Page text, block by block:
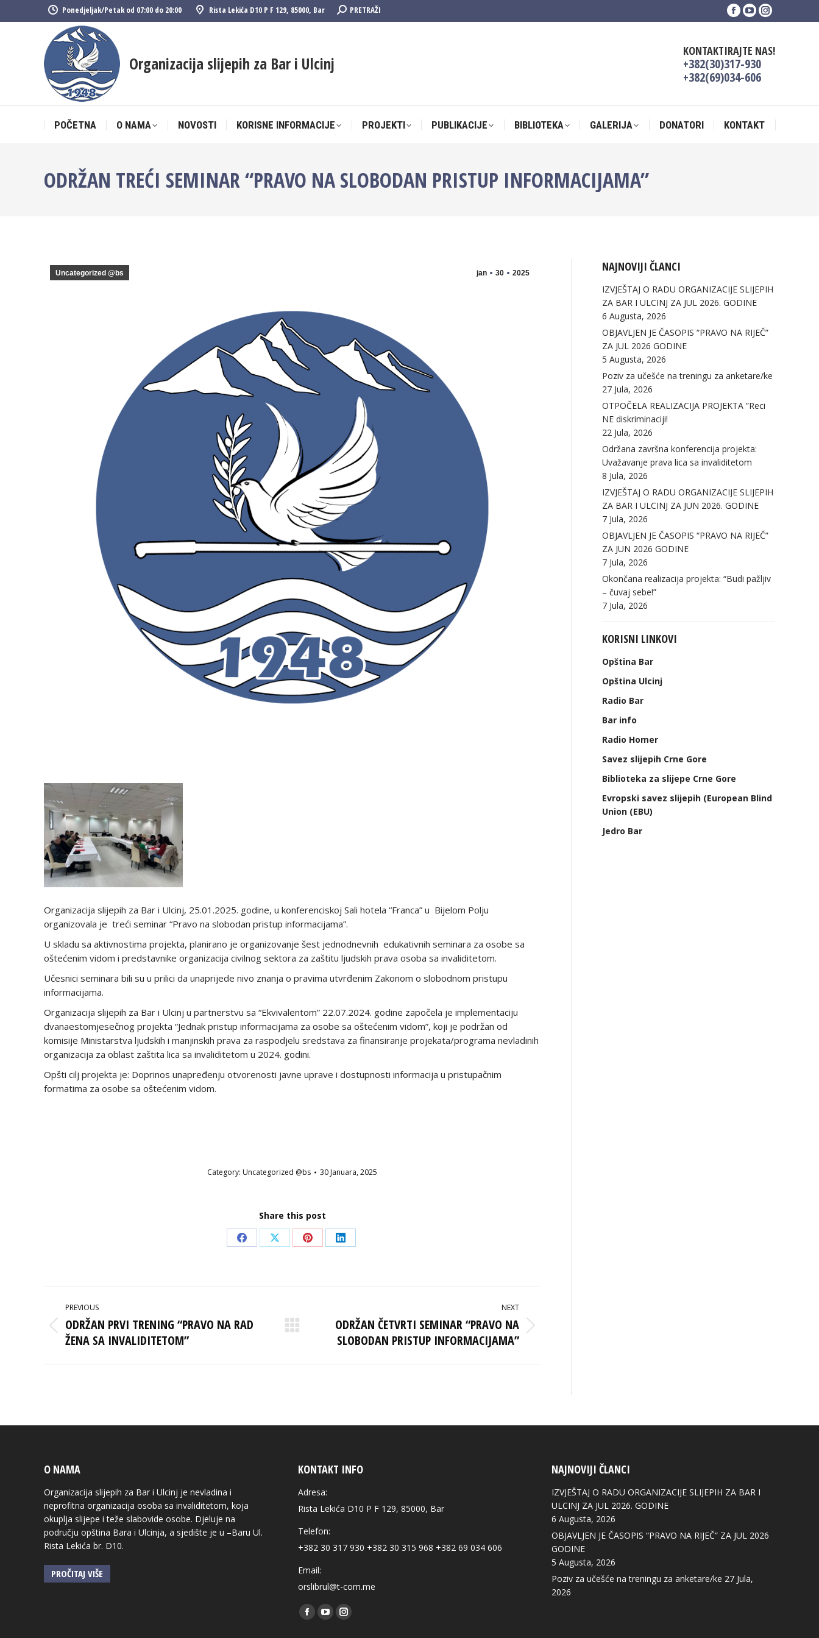
Ponedjeljak/Petak od 07:00 do 20:00 Rista Lekića D10 P F 129, 85000, Bar Search:PRETRAŽI
Facebook
in
new
window
YouTube
in
new
window
Instagram
in
Organizacija slijepih za Bar i Ulcinj
KONTAKTIRAJTE NAS!
+382(30)317-930
+382(69)034-606
POČETNA O NAMA NOVOSTI KORISNE INFORMACIJE PROJEKTI PUBLIKACIJE BIBLIOTEKA GALERIJA DONATORI KONTAKT
ODRŽAN TREĆI SEMINAR “PRAVO NA SLOBODAN PRISTUP INFORMACIJAMA”
jan 30 2025
Uncategorized @bs
Organizacija slijepih za Bar i Ulcinj, 25.01.2025. godine, u konferenciskoj Sali hotela “Franca” u Bijelom Polju
organizovala je treći seminar “Pravo na slobodan pristup informacijama”.
U skladu sa aktivnostima projekta, planirano je organizovanje šest jednodnevnih edukativnih seminara za osobe sa
oštećenim vidom i predstavnike organizacija civilnog sektora za zaštitu ljudskih prava osoba sa invaliditetom.
Učesnici seminara bili su u prilici da unaprijede nivo znanja o pravima utvrđenim Zakonom o slobodnom pristupu
informacijama.
Organizacija slijepih za Bar i Ulcinj u partnerstvu sa “Ekvivalentom” 22.07.2024. godine započela je implementaciju
dvanaestomjesečnog projekta “Jednak pristup informacijama za osobe sa oštećenim vidom”, koji je podržan od
komisije Ministarstva ljudskih i manjinskih prava za raspodjelu sredstava za finansiranje projekata/programa nevladinih
organizacija za oblast zaštita lica sa invaliditetom u 2024. godini.
Opšti cilj projekta je: Doprinos unapređenju otvorenosti javne uprave i dostupnosti informacija u pristupačnim
formatima za osobe sa oštećenim vidom.
Category: Uncategorized @bs 30 Januara, 2025
Share this post
Share
Facebook
Share
X
Share
Pinterest
Share
LinkedIn
POST
NAVIGATION
PREVIOUS
Previous
post:
ODRŽAN PRVI TRENING “PRAVO NA RAD
ŽENA SA INVALIDITETOM”
NEXT
Next
post:
ODRŽAN ČETVRTI SEMINAR “PRAVO NA
SLOBODAN PRISTUP INFORMACIJAMA”
NAJNOVIJI ČLANCI
IZVJEŠTAJ O RADU ORGANIZACIJE SLIJEPIH
ZA BAR I ULCINJ ZA JUL 2026. GODINE
6 Augusta, 2026
OBJAVLJEN JE ČASOPIS “PRAVO NA RIJEČ”
ZA JUL 2026 GODINE
5 Augusta, 2026
Poziv za učešće na treningu za anketare/ke
27 Jula, 2026
OTPOČELA REALIZACIJA PROJEKTA ”Reci
NE diskriminaciji!
22 Jula, 2026
Održana završna konferencija projekta:
Uvažavanje prava lica sa invaliditetom
8 Jula, 2026
IZVJEŠTAJ O RADU ORGANIZACIJE SLIJEPIH
ZA BAR I ULCINJ ZA JUN 2026. GODINE
7 Jula, 2026
OBJAVLJEN JE ČASOPIS “PRAVO NA RIJEČ”
ZA JUN 2026 GODINE
7 Jula, 2026
Okončana realizacija projekta: “Budi pažljiv
– čuvaj sebe!”
7 Jula, 2026
KORISNI LINKOVI
Opština Bar
Opština Ulcinj
Radio Bar
Bar info
Radio Homer
Savez slijepih Crne Gore
Biblioteka za slijepe Crne Gore
Evropski savez slijepih (European Blind
Union (EBU)
Jedro Bar
O NAMA
Organizacija slijepih za Bar i Ulcinj je nevladina i
neprofitna organizacija osoba sa invaliditetom, koja
okuplja slijepe i teže slabovide osobe. Djeluje na
području opština Bara i Ulcinja, a sjedište je u –Baru Ul.
Rista Lekića br. D10.
PROČITAJ VIŠE
KONTAKT INFO
Adresa:
Rista Lekića D10 P F 129, 85000, Bar
Telefon:
+382 30 317 930 +382 30 315 968 +382 69 034 606
Email:
orslibrul@t-com.me
Find us on:
Facebook
YouTubeInstagram
NAJNOVIJI ČLANCI
IZVJEŠTAJ O RADU ORGANIZACIJE SLIJEPIH ZA BAR I
ULCINJ ZA JUL 2026. GODINE
6 Augusta, 2026
OBJAVLJEN JE ČASOPIS “PRAVO NA RIJEČ” ZA JUL 2026
GODINE
5 Augusta, 2026
Poziv za učešće na treningu za anketare/ke 27 Jula,
2026
POČETNA O NAMA NOVOSTI KORISNE INFORMACIJE PROJEKTI PUBLIKACIJE BIBLIOTEKA GALERIJA DONATORI KONTAKT